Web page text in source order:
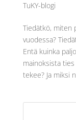
TuKY-blogi
Tiedätkö, miten
vuodessa?
Entä kuinka
mainoksista
tekee? Ja miksi